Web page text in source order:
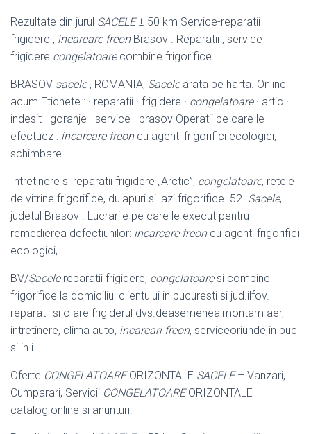
Rezultate din jurul SACELE± 50 km Service-reparatii
frigidere , incarcare freonBrasov . Reparatii , service
frigidere congelatoarecombine frigorifice.
BRASOV sacele, ROMANIA, Sacelearata pe harta. Online
acum Etichete : · reparatii · frigidere · congelatoare· artic ·
indesit · goranje · service · brasov Operatii pe care le
efectuez : incarcare freoncu agenti frigorifici ecologici,
schimbare
Intretinere si reparatii frigidere „Arctic”, congelatoare, retele
de vitrine frigorifice, dulapuri si lazi frigorifice. 52. Sacele,
judetul Brasov . Lucrarile pe care le execut pentru
remedierea defectiunilor: incarcare freoncu agenti frigorifici
ecologici,
BV/Sacelereparatii frigidere, congelatoaresi combine
frigorifice la domiciliul clientului in bucuresti si jud.ilfov.
reparatii si o are frigiderul dvs.deasemenea:montam aer,
intretinere, clima auto, incarcari freon, serviceoriunde in buc
si in i.
Oferte CONGELATOAREORIZONTALE SACELE– Vanzari,
Cumparari, Servicii CONGELATOAREORIZONTALE –
catalog online si anunturi.